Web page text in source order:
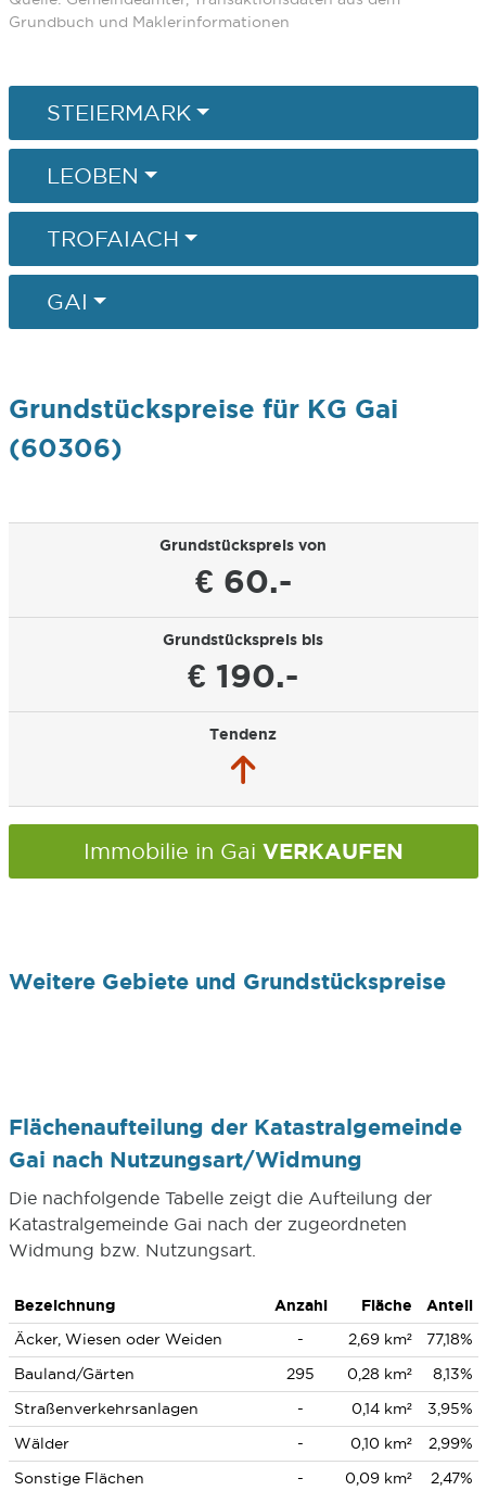
Grundbuch und Maklerinformationen
STEIERMARK
LEOBEN
TROFAIACH
GAI
Grundstückspreise für KG Gai
(60306)
Grundstückspreis von
€ 60.-
Grundstückspreis bis
€ 190.-
Tendenz
Immobilie in Gai VERKAUFEN
Weitere Gebiete und Grundstückspreise
Flächenaufteilung der Katastralgemeinde
Gai nach Nutzungsart/Widmung
Die nachfolgende Tabelle zeigt die Aufteilung der
Katastralgemeinde Gai nach der zugeordneten
Widmung bzw. Nutzungsart.
Bezeichnung Anzahl Fläche
Anteil
Äcker, Wiesen oder Weiden
- 2,69 km²
77,18%
Bauland/Gärten
295 0,28 km²
8,13%
Straßenverkehrsanlagen
- 0,14 km²
3,95%
Wälder
- 0,10 km²
2,99%
Sonstige Flächen
- 0,09 km² 2,47%